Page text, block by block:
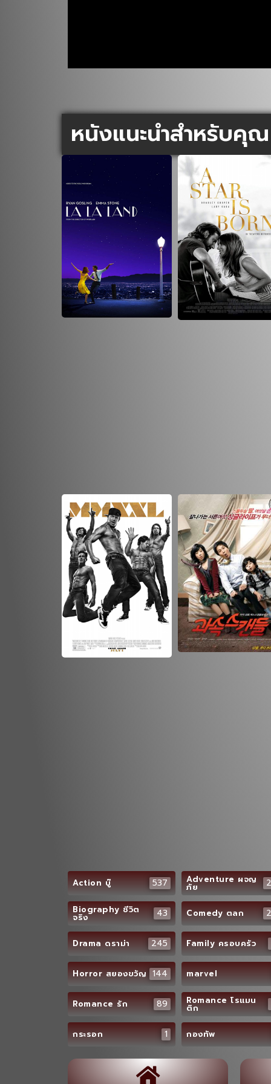
หนังแนะนำสำหรับคุณ
Action บู๊ 537 Adventure ผจญ
ภัย
Biography ชีวิต
จริง 43 Comedy ตลก
Drama ดราม่า 245 Family ครอบครัว
Horror สยองขวัญ 144 marvel
Romance รัก 89 Romance โรแมน
ติก
กระรอก 1 กองทัพ